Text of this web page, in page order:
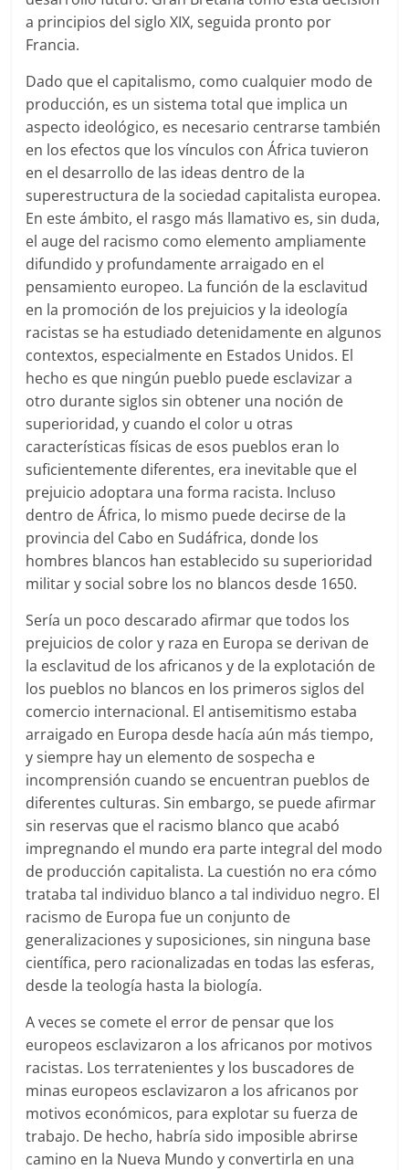
a principios del siglo XIX, seguida pronto por
Francia.
Dado que el capitalismo, como cualquier modo de
producción, es un sistema total que implica un
aspecto ideológico, es necesario centrarse también
en los efectos que los vínculos con África tuvieron
en el desarrollo de las ideas dentro de la
superestructura de la sociedad capitalista europea.
En este ámbito, el rasgo más llamativo es, sin duda,
el auge del racismo como elemento ampliamente
difundido y profundamente arraigado en el
pensamiento europeo. La función de la esclavitud
en la promoción de los prejuicios y la ideología
racistas se ha estudiado detenidamente en algunos
contextos, especialmente en Estados Unidos. El
hecho es que ningún pueblo puede esclavizar a
otro durante siglos sin obtener una noción de
superioridad, y cuando el color u otras
características físicas de esos pueblos eran lo
suficientemente diferentes, era inevitable que el
prejuicio adoptara una forma racista. Incluso
dentro de África, lo mismo puede decirse de la
provincia del Cabo en Sudáfrica, donde los
hombres blancos han establecido su superioridad
militar y social sobre los no blancos desde 1650.
Sería un poco descarado afirmar que todos los
prejuicios de color y raza en Europa se derivan de
la esclavitud de los africanos y de la explotación de
los pueblos no blancos en los primeros siglos del
comercio internacional. El antisemitismo estaba
arraigado en Europa desde hacía aún más tiempo,
y siempre hay un elemento de sospecha e
incomprensión cuando se encuentran pueblos de
diferentes culturas. Sin embargo, se puede afirmar
sin reservas que el racismo blanco que acabó
impregnando el mundo era parte integral del modo
de producción capitalista. La cuestión no era cómo
trataba tal individuo blanco a tal individuo negro. El
racismo de Europa fue un conjunto de
generalizaciones y suposiciones, sin ninguna base
científica, pero racionalizadas en todas las esferas,
desde la teología hasta la biología.
A veces se comete el error de pensar que los
europeos esclavizaron a los africanos por motivos
racistas. Los terratenientes y los buscadores de
minas europeos esclavizaron a los africanos por
motivos económicos, para explotar su fuerza de
trabajo. De hecho, habría sido imposible abrirse
camino en la Nueva Mundo y convertirla en una